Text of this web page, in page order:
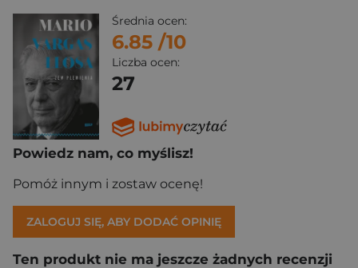
Średnia ocen:
6.85 /10
Liczba ocen:
27
Powiedz nam, co myślisz!
Pomóż innym i zostaw ocenę!
ZALOGUJ SIĘ, ABY DODAĆ OPINIĘ
Ten produkt nie ma jeszcze żadnych recenzji